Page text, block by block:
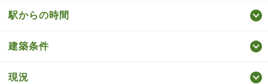
駅からの時間
建築条件
現況